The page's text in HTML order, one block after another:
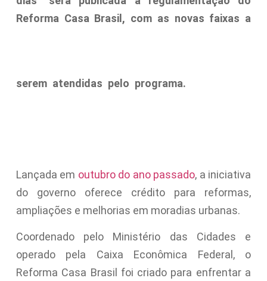
Reforma Casa Brasil, com as novas faixas a
serem atendidas pelo programa.
Lançada em outubro do ano passado, a iniciativa
do governo oferece crédito para reformas,
ampliações e melhorias em moradias urbanas.
Coordenado pelo Ministério das Cidades e
operado pela Caixa Econômica Federal, o
Reforma Casa Brasil foi criado para enfrentar a